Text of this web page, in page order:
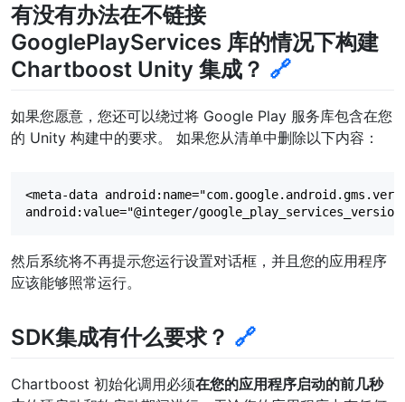
有没有办法在不链接
GooglePlayServices 库的情况下构建
Chartboost Unity 集成？ 🔗
如果您愿意，您还可以绕过将 Google Play 服务库包含在您
的 Unity 构建中的要求。 如果您从清单中删除以下内容：
<meta-data
然后系统将不再提示您运行设置对话框，并且您的应用程序
应该能够照常运行。
SDK集成有什么要求？ 🔗
Chartboost 初始化调用必须在您的应用程序启动的前几秒